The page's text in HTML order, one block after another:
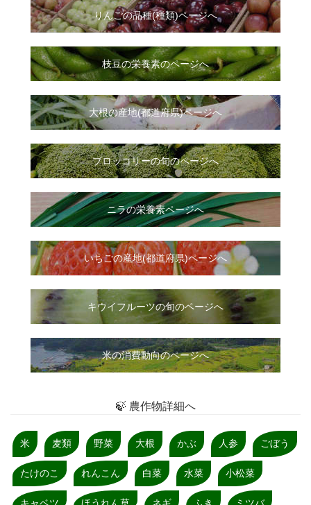
りんごの品種(種類)ページへ
枝豆の栄養素のページへ
大根の産地(都道府県)ページへ
ブロッコリーの旬のページへ
ニラの栄養素ページへ
いちごの産地(都道府県)ページへ
キウイフルーツの旬のページへ
米の消費動向のページへ
🍃 農作物詳細へ
米 麦類 野菜 大根 かぶ 人参 ごぼう
たけのこ れんこん 白菜 水菜 小松菜